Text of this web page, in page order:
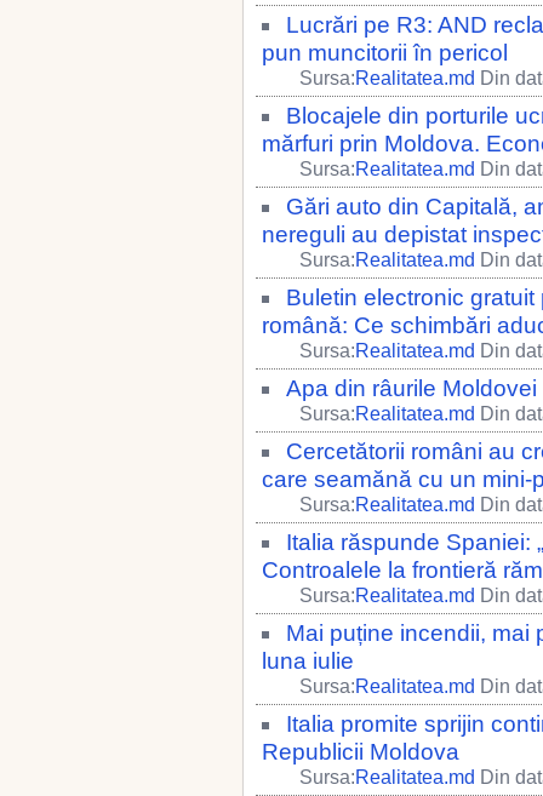
Lucrări pe R3: AND
pun muncitorii în pericol
Sursa:Realitatea.md Din
Blocajele din porturile
mărfuri prin Moldova.
Sursa:Realitatea.md Din
Gări auto din Capitală,
nereguli au depistat
Sursa:Realitatea.md Din
Buletin electronic
română: Ce schimbări
Sursa:Realitatea.md Din
Apa din râurile
Sursa:Realitatea.md Din
Cercetătorii români au
care seamănă cu un mini-
Sursa:Realitatea.md Din
Italia răspunde Spaniei:
Controalele la frontieră
Sursa:Realitatea.md Din
Mai puține incendii, mai
luna iulie
Sursa:Realitatea.md Din
Italia promite sprijin
Republicii Moldova
Sursa:Realitatea.md Din